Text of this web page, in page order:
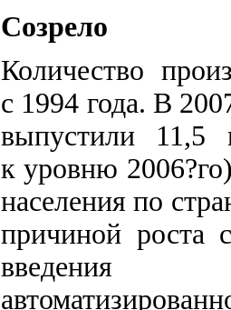
Созрело
Количество
с 1994 года. В
выпустили 11,5
к уровню
населения по
причиной роста
введения